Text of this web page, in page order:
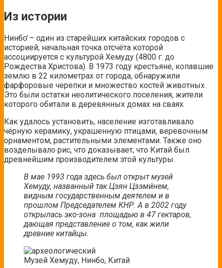
Из истории
Нинбо̒ – один из старейших китайских городов с
историей, начальная точка отсчёта которой
ассоциируется с культурой Хемуду (4800 г. до
Рождества Христова). В 1973 году крестьяне, копавшие
землю в 22 километрах от города, обнаружили
фарфоровые черепки и множество костей животных.
Это были остатки неолитического поселения, жители
которого обитали в деревянных домах на сваях.
Как удалось установить, население изготавливало
чёрную керамику, украшенную птицами, верёвочным
орнаментом, растительными элементами. Также оно
возделывало рис, что доказывает, что Китай был
древнейшим производителем этой культуры.
В мае 1993 года здесь был открыт музей
Хемуду, названный так Цзян Цзэми́нем,
видным государственным деятелем и в
прошлом Председателем КНР. А в 2002 году
открылась эко-зона площадью в 47 гектаров,
дающая представление о том, как жили
древние китайцы.
Музей Хемуду, Нинбо, Китай